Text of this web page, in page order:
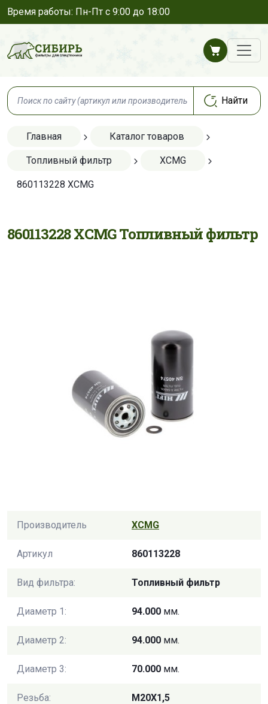
Время работы: Пн-Пт с 9:00 до 18:00
Главная Каталог товаров
Топливный фильтр XCMG
860113228 XCMG
860113228 XCMG Топливный фильтр
Производитель XCMG
Артикул 860113228
Вид фильтра: Топливный фильтр
Диаметр 1: 94.000 мм.
Диаметр 2: 94.000 мм.
Диаметр 3: 70.000 мм.
Резьба: M20X1,5